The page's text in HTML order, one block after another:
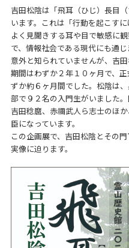
吉田松陰は「飛耳（ひじ）長目
います。これは「行動を起こす
よく見聞きする耳や目で敏感に
で、情報社会である現代にも通じ
意外と知られていませんが、吉
期間はわずか２年１０ヶ月で、
ずか約６ヶ月間でした。松陰は
部で９２名の入門生がいました
吉田稔麿、赤禰武人ら志士のほ
臣になっています。
この企画展で、吉田松陰とその
実像に迫ります。